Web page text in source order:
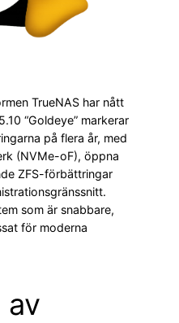
TrueNAS har nått
“Goldeye” markerar
på flera år, med
(NVMe-oF), öppna
ZFS-förbättringar
som är snabbare,
för moderna
av